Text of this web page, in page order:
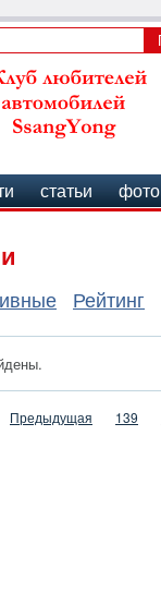
статьи фото
Рейтинг
Предыдущая 139